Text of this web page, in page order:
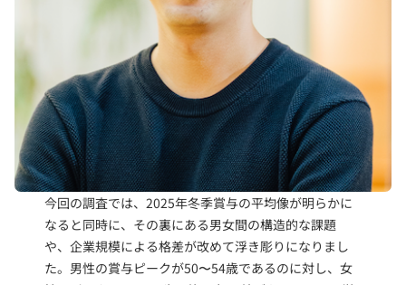
今回の調査では、2025年冬季賞与の平均像が明らかに
なると同時に、その裏にある男女間の構造的な課題
や、企業規模による格差が改めて浮き彫りになりまし
た。男性の賞与ピークが50〜54歳であるのに対し、女